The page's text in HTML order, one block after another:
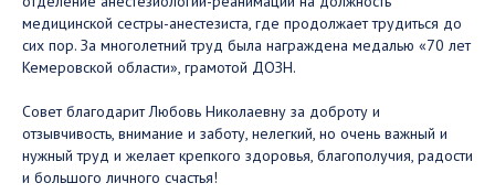
медицинской сестры-анестезиста, где продолжает трудиться до
сих пор. За многолетний труд была награждена медалью «70 лет
Кемеровской области», грамотой ДОЗН.
Совет благодарит Любовь Николаевну за доброту и
отзывчивость, внимание и заботу, нелегкий, но очень важный и
нужный труд и желает крепкого здоровья, благополучия, радости
и большого личного счастья!